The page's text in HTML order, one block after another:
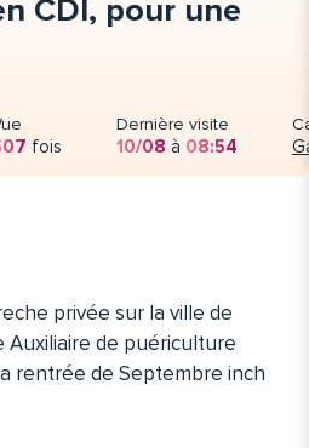
CDI, pour une
fois
Dernière visite
10/08 à 08:54
privée sur la ville de
Auxiliaire de puériculture
rentrée de Septembre inch